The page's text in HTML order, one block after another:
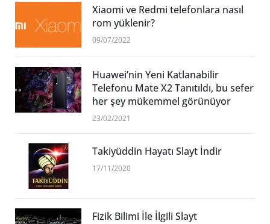
Xiaomi ve Redmi telefonlara nasıl
rom yüklenir?
09/07/2022
Huawei’nin Yeni Katlanabilir
Telefonu Mate X2 Tanıtıldı, bu sefer
her şey mükemmel görünüyor
23/02/2021
Takiyüddin Hayatı Slayt İndir
17/11/2020
Fizik Bilimi İle İlgili Slayt